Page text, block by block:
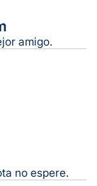
amigo.
no espere.